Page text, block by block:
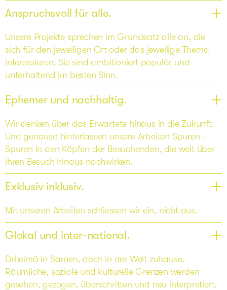
Anspruchsvoll für alle.
Unsere Projekte sprechen im Grundsatz alle an, die
sich für den jeweiligen Ort oder das jeweilige Thema
interessieren. Sie sind ambitioniert populär und
unterhaltend im besten Sinn.
Ephemer und nachhaltig.
Wir denken über das Erwartete hinaus in die Zukunft.
Und genauso hinterlassen unsere Arbeiten Spuren –
Spuren in den Köpfen der Besuchenden, die weit über
ihren Besuch hinaus nachwirken.
Exklusiv inklusiv.
Mit unseren Arbeiten schliessen wir ein, nicht aus.
Glokal und inter-national.
Drheimä in Sarnen, doch in der Welt zuhause.
Räumliche, soziale und kulturelle Grenzen werden
gesehen, gezogen, überschritten und neu interpretiert.